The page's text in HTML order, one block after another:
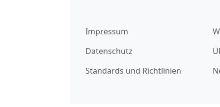
Impressum
Datenschutz
Standards und Richtlinien